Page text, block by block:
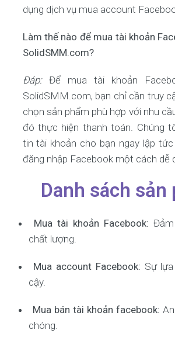
dụng dịch vụ mua account
Làm thế nào để mua tài khoản
SolidSMM.com?
Đáp: Để mua tài khoản
SolidSMM.com, bạn chỉ cần truy
chọn sản phẩm phù hợp với nhu
đó thực hiện thanh toán. Chúng
tin tài khoản cho bạn ngay lập
đăng nhập Facebook một cách dễ
Danh sách sản
Mua tài khoản Facebook:
chất lượng.
Mua account Facebook: Sự
cậy.
Mua bán tài khoản facebook:
chóng.